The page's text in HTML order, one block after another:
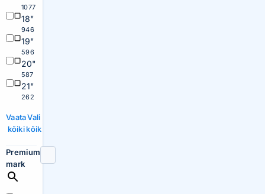
1077
18"
946
19"
596
20"
587
21"
262
Vaata
kõiki
Vali
kõik
Premium
mark